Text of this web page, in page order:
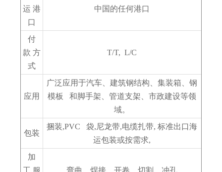
运 港
口
中国的任何港口
付
款 方
式
T/T, L/C
应用
广泛应用于汽车、建筑钢结构、集装箱、钢
模板 和脚手架、管道支架、市政建设等领
域。
包装
捆装,PVC 袋,尼龙带,电缆扎带, 标准出口海
运包装或按需求,
加
工 服
弯曲、焊接、开卷、切割、冲孔